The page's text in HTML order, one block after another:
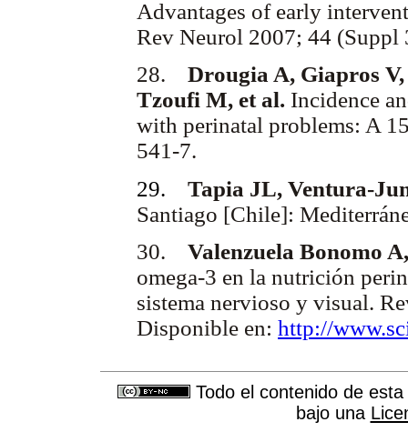
Advantages of early
Rev Neurol 2007; 44 (Suppl
28. Drougia A, Giapros
Tzoufi M, et al. Incidence
with perinatal problems: A
541-7.
29.
Tapia JL, Ventura-
Santiago [Chile]:
30. Valenzuela Bonomo
omega-3 en la nutrición
sistema nervioso y visual.
Disponible en: http://
Todo el contenido de
bajo una